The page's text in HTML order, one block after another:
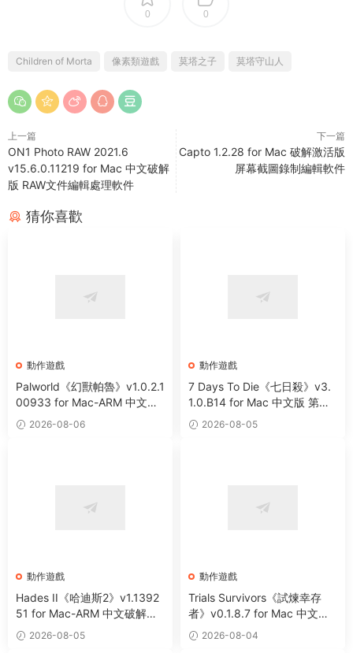
0 0
Children of Morta 像素類遊戲 莫塔之子 莫塔守山人
上一篇
ON1 Photo RAW 2021.6
v15.6.0.11219 for Mac 中文破解
版 RAW文件編輯處理軟件
下一篇
Capto 1.2.28 for Mac 破解激活版
屏幕截圖錄制編輯軟件
猜你喜歡
動作遊戲
Palworld《幻獸帕魯》v1.0.2.1
00933 for Mac-ARM 中文破
解版 開放世界生存制作遊戲
2026-08-06
動作遊戲
7 Days To Die《七日殺》v3.
1.0.B14 for Mac 中文版 第一
人稱末日射擊角色扮演遊戲
2026-08-05
動作遊戲
Hades II《哈迪斯2》v1.1392
51 for Mac-ARM 中文破解版
全新地下城類動作冒險遊戲
2026-08-05
動作遊戲
Trials Survivors《試煉幸存
者》v0.1.8.7 for Mac 中文版
肉鴿動作生存類遊戲
2026-08-04